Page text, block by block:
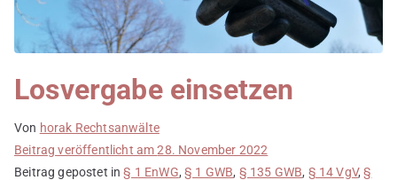
Losvergabe einsetzen
Von horak Rechtsanwälte
Beitrag veröffentlicht am28. November 2022
Beitrag gepostet in§ 1 EnWG,§ 1 GWB, § 135 GWB, § 14 VgV,§